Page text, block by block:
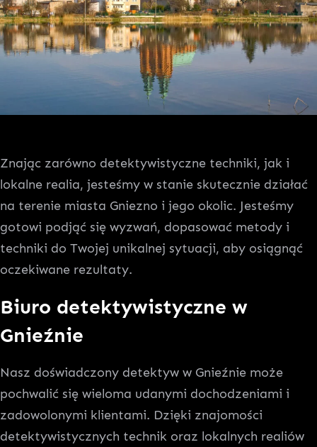
Znając zarówno detektywistyczne techniki, jak i
lokalne realia, jesteśmy w stanie skutecznie działać
na terenie miasta Gniezno i jego okolic. Jesteśmy
gotowi podjąć się wyzwań, dopasować metody i
techniki do Twojej unikalnej sytuacji, aby osiągnąć
oczekiwane rezultaty.
Biuro detektywistyczne w
Gnieźnie
Nasz doświadczony detektyw w Gnieźnie może
pochwalić się wieloma udanymi dochodzeniami i
zadowolonymi klientami. Dzięki znajomości
detektywistycznych technik oraz lokalnych realiów